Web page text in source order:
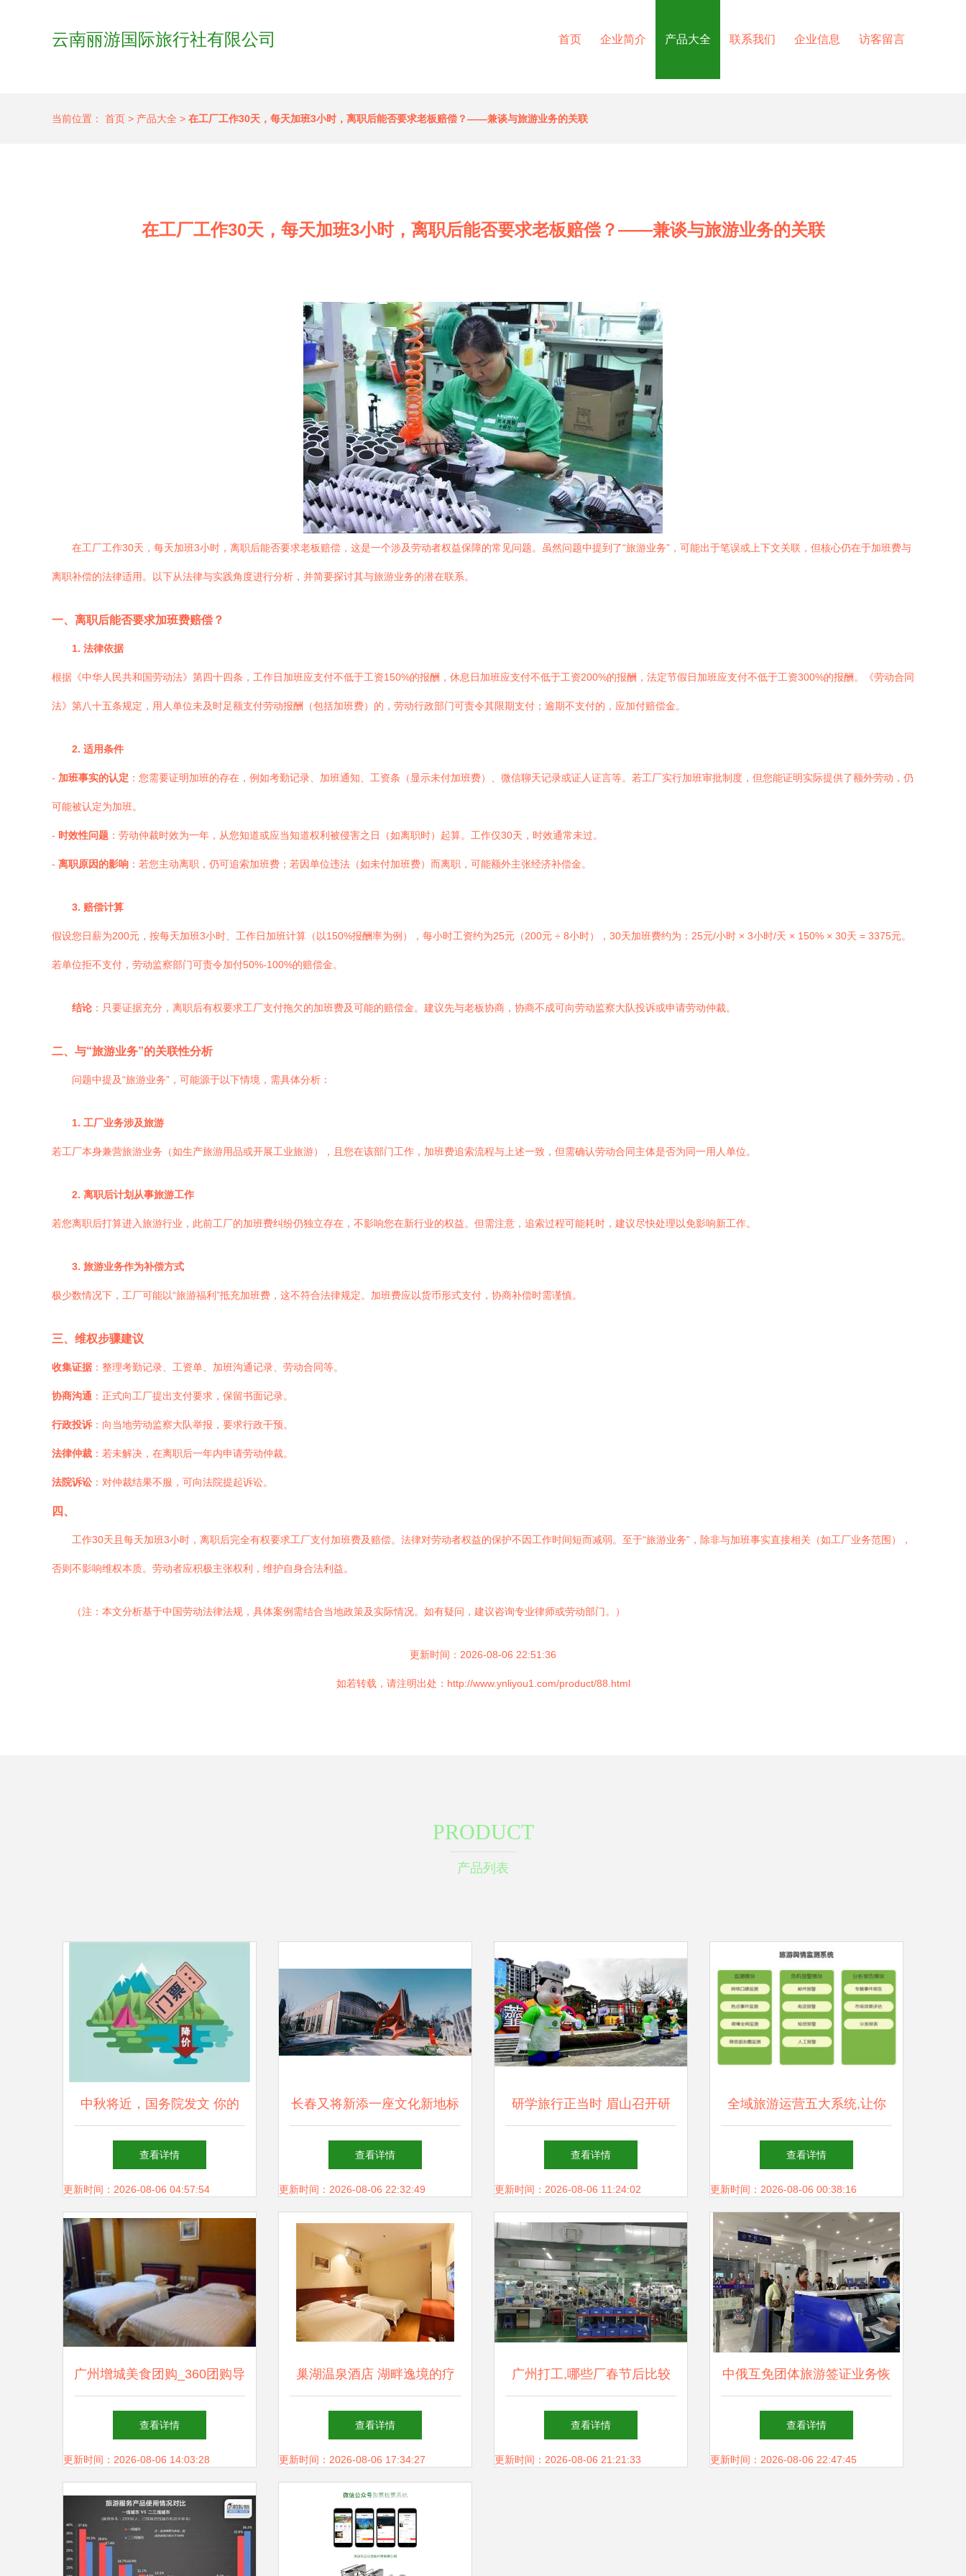
云南丽游国际旅行社有限公司 首页 企业简介 产品大全 联系我们 企业信息 访客留言
当前位置： 首页 > 产品大全 > 在工厂工作30天，每天加班3小时，离职后能否要求老板赔偿？——兼谈与旅游业务的关联
在工厂工作30天，每天加班3小时，离职后能否要求老板赔偿？——兼谈与旅游业务的关联
在工厂工作30天，每天加班3小时，离职后能否要求老板赔偿，这是一个涉及劳动者权益保障的常见问题。虽然问题中提到了“旅游业务”，可能出于笔误或上下文关联，但核心仍在于加班费与
离职补偿的法律适用。以下从法律与实践角度进行分析，并简要探讨其与旅游业务的潜在联系。
一、离职后能否要求加班费赔偿？
1. 法律依据
根据《中华人民共和国劳动法》第四十四条，工作日加班应支付不低于工资150%的报酬，休息日加班应支付不低于工资200%的报酬，法定节假日加班应支付不低于工资300%的报酬。《劳动合同
法》第八十五条规定，用人单位未及时足额支付劳动报酬（包括加班费）的，劳动行政部门可责令其限期支付；逾期不支付的，应加付赔偿金。
2. 适用条件
- 加班事实的认定 ：您需要证明加班的存在，例如考勤记录、加班通知、工资条（显示未付加班费）、微信聊天记录或证人证言等。若工厂实行加班审批制度，但您能证明实际提供了额外劳动，仍
可能被认定为加班。
- 时效性问题 ：劳动仲裁时效为一年，从您知道或应当知道权利被侵害之日（如离职时）起算。工作仅30天，时效通常未过。
- 离职原因的影响 ：若您主动离职，仍可追索加班费；若因单位违法（如未付加班费）而离职，可能额外主张经济补偿金。
3. 赔偿计算
假设您日薪为200元，按每天加班3小时、工作日加班计算（以150%报酬率为例），每小时工资约为25元（200元 ÷ 8小时），30天加班费约为：25元/小时 × 3小时/天 × 150% × 30天 = 3375元。
若单位拒不支付，劳动监察部门可责令加付50%-100%的赔偿金。
结论 ：只要证据充分，离职后有权要求工厂支付拖欠的加班费及可能的赔偿金。建议先与老板协商，协商不成可向劳动监察大队投诉或申请劳动仲裁。
二、与“旅游业务”的关联性分析
问题中提及“旅游业务”，可能源于以下情境，需具体分析：
1. 工厂业务涉及旅游
若工厂本身兼营旅游业务（如生产旅游用品或开展工业旅游），且您在该部门工作，加班费追索流程与上述一致，但需确认劳动合同主体是否为同一用人单位。
2. 离职后计划从事旅游工作
若您离职后打算进入旅游行业，此前工厂的加班费纠纷仍独立存在，不影响您在新行业的权益。但需注意，追索过程可能耗时，建议尽快处理以免影响新工作。
3. 旅游业务作为补偿方式
极少数情况下，工厂可能以“旅游福利”抵充加班费，这不符合法律规定。加班费应以货币形式支付，协商补偿时需谨慎。
三、维权步骤建议
收集证据 ：整理考勤记录、工资单、加班沟通记录、劳动合同等。
协商沟通 ：正式向工厂提出支付要求，保留书面记录。
行政投诉 ：向当地劳动监察大队举报，要求行政干预。
法律仲裁 ：若未解决，在离职后一年内申请劳动仲裁。
法院诉讼 ：对仲裁结果不服，可向法院提起诉讼。
四、
工作30天且每天加班3小时，离职后完全有权要求工厂支付加班费及赔偿。法律对劳动者权益的保护不因工作时间短而减弱。至于“旅游业务”，除非与加班事实直接相关（如工厂业务范围），
否则不影响维权本质。劳动者应积极主张权利，维护自身合法利益。
（注：本文分析基于中国劳动法律法规，具体案例需结合当地政策及实际情况。如有疑问，建议咨询专业律师或劳动部门。）
更新时间：2026-08-06 22:51:36
如若转载，请注明出处：http://www.ynliyou1.com/product/88.html
PRODUCT
产品列表
中秋将近，国务院发文 你的
休假和旅游有新变化——旅游
业务迎来新机遇与挑战
查看详情
更新时间：2026-08-06 04:57:54
长春又将新添一座文化新地标
等你打卡
查看详情
更新时间：2026-08-06 22:32:49
研学旅行正当时 眉山召开研
学旅行工作推进会聚焦住宿服
务创新
查看详情
更新时间：2026-08-06 11:24:02
全域旅游运营五大系统,让你
离游客更近
查看详情
更新时间：2026-08-06 00:38:16
广州增城美食团购_360团购导
航
查看详情
更新时间：2026-08-06 14:03:28
巢湖温泉酒店 湖畔逸境的疗
愈之旅
查看详情
更新时间：2026-08-06 17:34:27
广州打工,哪些厂春节后比较
好找工作
查看详情
更新时间：2026-08-06 21:21:33
中俄互免团体旅游签证业务恢
复 住宿服务迎接新机遇
查看详情
更新时间：2026-08-06 22:47:45